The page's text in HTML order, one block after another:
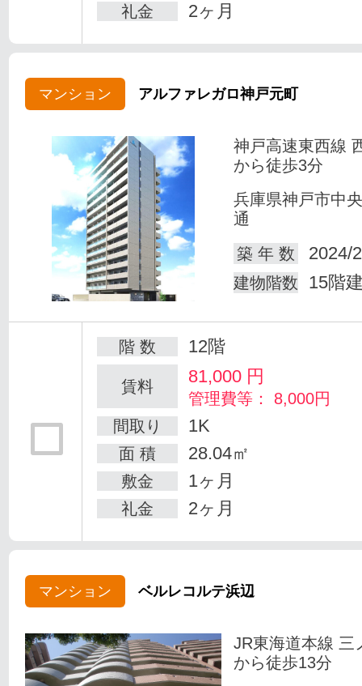
礼金 2ヶ月
マンション アルファレガロ神戸元町
神戸高速東西線
から徒歩3分
兵庫県神戸市中
通
築 年 数
2024/
建物階数 15階
階 数 12階
賃料 81,000 円
管理費等： 8,000円
間取り
1K
面 積 28.04㎡
敷金 1ヶ月
礼金 2ヶ月
マンション ベルレコルテ浜辺
JR東海道本線 三
から徒歩13分